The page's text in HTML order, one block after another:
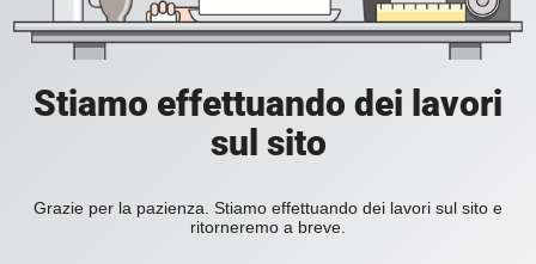
Stiamo effettuando dei lavori
sul sito
Grazie per la pazienza. Stiamo effettuando dei lavori sul sito e
ritorneremo a breve.